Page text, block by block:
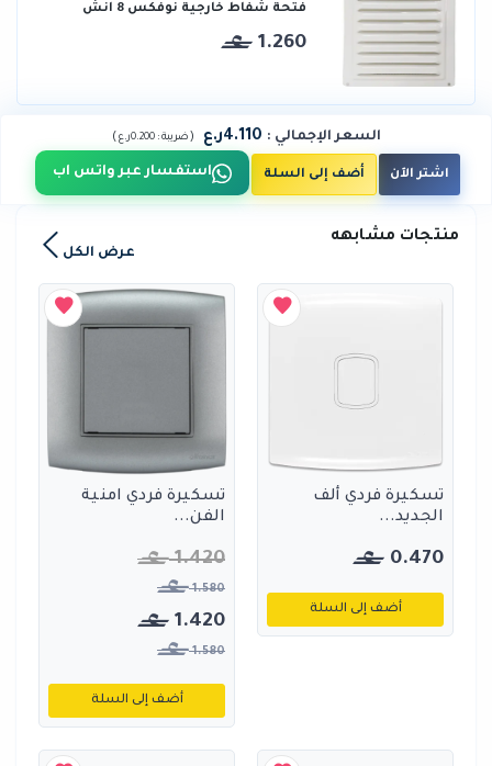
فتحة شفاط خارجية نوفكس 8 انش
1.260
السعر الإجمالي : 4.110ر.ع ( ضريبة :0.200ر.ع )
اشتر الآن أضف إلى السلة استفسار عبر واتس اب
منتجات مشابهه
عرض الكل
تسكيرة فردي ألف
الجديد...
0.470
أضف إلى السلة
تسكيرة فردي امنية
الفن...
1.420
1.580
1.420
1.580
أضف إلى السلة